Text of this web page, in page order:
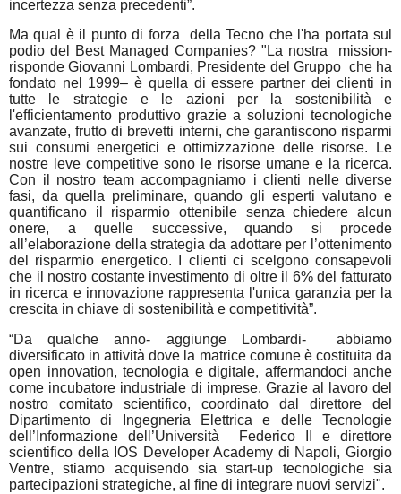
incertezza senza precedenti”.
Ma qual è il punto di forza
della Tecno che l'ha portata sul
podio del Best Managed Companies? "La nostra
mission-
risponde Giovanni Lombardi, Presidente del Gruppo che ha
fondato nel 1999– è quella di essere partner dei clienti in
tutte le strategie e le azioni per la sostenibilità e
l'efficientamento produttivo grazie a soluzioni tecnologiche
avanzate, frutto di brevetti interni, che garantiscono risparmi
sui consumi energetici e ottimizzazione delle risorse. Le
nostre leve competitive sono le risorse umane e la ricerca.
Con il nostro team accompagniamo i clienti nelle diverse
fasi, da quella preliminare, quando gli esperti valutano e
quantificano il risparmio ottenibile senza chiedere alcun
onere, a quelle successive, quando si procede
all’elaborazione della strategia da adottare per l’ottenimento
del risparmio energetico. I clienti ci scelgono consapevoli
che il nostro costante investimento di oltre il 6% del fatturato
in ricerca e innovazione rappresenta l'unica garanzia per la
crescita in chiave di sostenibilità e competitività”.
“Da qualche anno- aggiunge Lombardi-
abbiamo
diversificato in attività dove la matrice comune è costituita da
open innovation, tecnologia e digitale, affermandoci anche
come incubatore industriale di imprese. Grazie al lavoro del
nostro comitato scientifico, coordinato dal direttore del
Dipartimento di Ingegneria Elettrica e delle Tecnologie
dell’Informazione dell’Università
Federico II e direttore
scientifico della IOS Developer Academy di Napoli, Giorgio
Ventre, stiamo acquisendo sia start-up tecnologiche sia
partecipazioni strategiche, al fine di integrare nuovi servizi".